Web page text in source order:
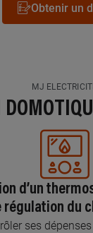
Obtenir un
MJ
d’un
régulation du
ses